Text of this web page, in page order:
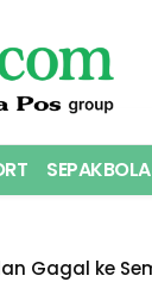
SEPAKBOLA
Gagal ke